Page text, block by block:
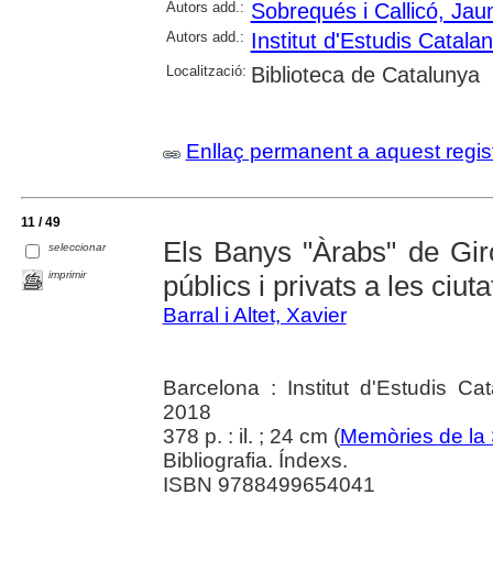
Autors add.: Sobrequés i Callicó,
Autors add.: Institut d'Estudis
Localització: Biblioteca de Catalunya
Enllaç permanent a aquest
11 / 49
seleccionar
imprimir
Els Banys "Àrabs" de
públics i privats a les
Barral i Altet, Xavier
Barcelona : Institut d'Estudis
2018
378 p. : il. ; 24 cm (Memòries de la
Bibliografia. Índexs.
ISBN 9788499654041